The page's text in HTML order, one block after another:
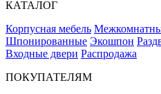
КАТАЛОГ
Корпусная мебель
Шпонированные Экошпон
Входные двери Распродажа
ПОКУПАТЕЛЯМ